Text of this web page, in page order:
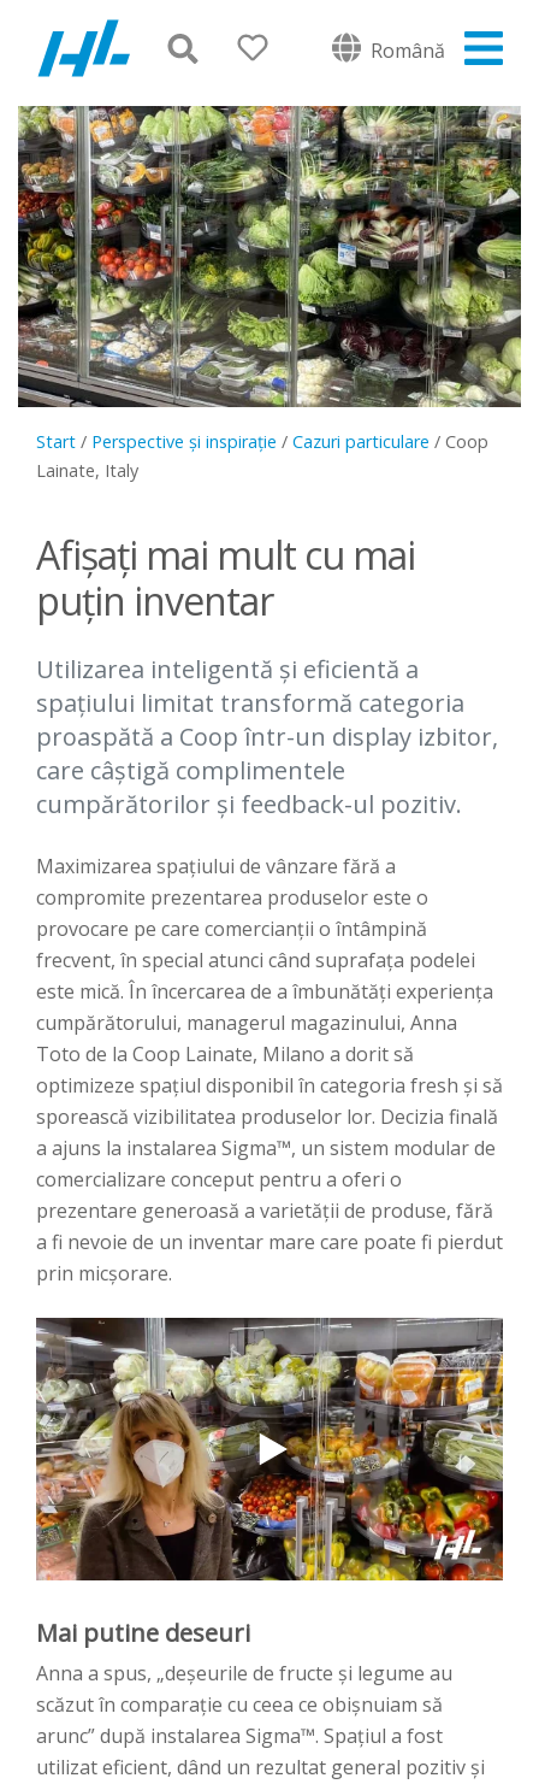
Română
Start / Perspective și inspirație / Cazuri particulare / Coop
Lainate, Italy
Afișați mai mult cu mai
puțin inventar
Utilizarea inteligentă și eficientă a
spațiului limitat transformă categoria
proaspătă a Coop într-un display izbitor,
care câștigă complimentele
cumpărătorilor și feedback-ul pozitiv.
Maximizarea spațiului de vânzare fără a
compromite prezentarea produselor este o
provocare pe care comercianții o întâmpină
frecvent, în special atunci când suprafața podelei
este mică. În încercarea de a îmbunătăți experiența
cumpărătorului, managerul magazinului, Anna
Toto de la Coop Lainate, Milano a dorit să
optimizeze spațiul disponibil în categoria fresh și să
sporească vizibilitatea produselor lor. Decizia finală
a ajuns la instalarea Sigma™, un sistem modular de
comercializare conceput pentru a oferi o
prezentare generoasă a varietății de produse, fără
a fi nevoie de un inventar mare care poate fi pierdut
prin micșorare.
Mai putine deseuri
Anna a spus, „deșeurile de fructe și legume au
scăzut în comparație cu ceea ce obișnuiam să
arunc” după instalarea Sigma™. Spațiul a fost
utilizat eficient, dând un rezultat general pozitiv și